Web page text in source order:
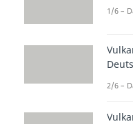
Was
Einer
1/6 –
2/6 –